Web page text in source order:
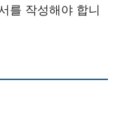
를 작성해야 합니